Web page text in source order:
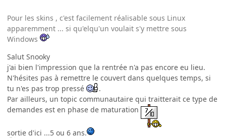
Pour les skins , c'est facilement réalisable sous Linux
apparemment ... si qu'elqu'un voulait s'y mettre sous
Windows
Salut Snooky
j'ai bien l'impression que la rentrée n'a pas encore eu lieu.
N'hésites pas à remettre le couvert dans quelques temps, si
tu n'es pas trop pressé
.
Par ailleurs, un topic communautaire qui traitterait ce type de
demandes est en phase de maturation
sortie d'ici ...5 ou 6 ans.